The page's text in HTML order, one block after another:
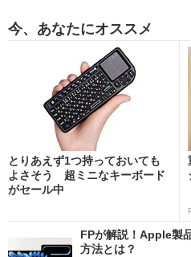
今、あなたにオススメ
とりあえず1つ持っておいても
よさそう 超ミニなキーボード
がセール中
FPが解説！Apple製
方法とは？